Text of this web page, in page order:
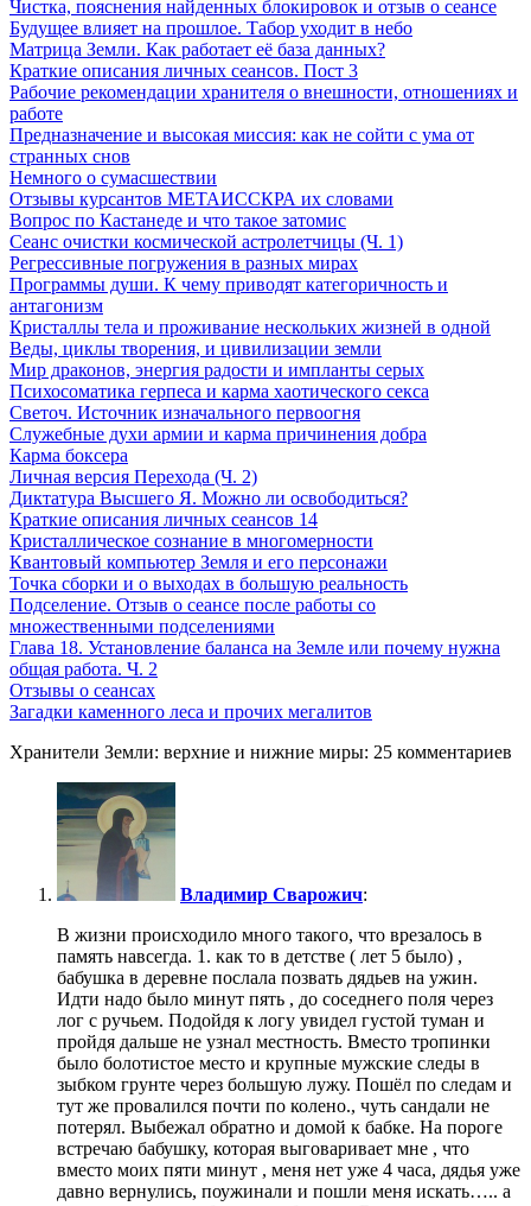
Чистка, пояснения найденных блокировок и отзыв о сеансе
Будущее влияет на прошлое. Табор уходит в небо
Матрица Земли. Как работает её база данных?
Краткие описания личных сеансов. Пост 3
Рабочие рекомендации хранителя о внешности, отношениях и
работе
Предназначение и высокая миссия: как не сойти с ума от
странных снов
Немного о сумасшествии
Отзывы курсантов МЕТАИССКРА их словами
Вопрос по Кастанеде и что такое затомис
Сеанс очистки космической астролетчицы (Ч. 1)
Регрессивные погружения в разных мирах
Программы души. К чему приводят категоричность и
антагонизм
Кристаллы тела и проживание нескольких жизней в одной
Веды, циклы творения, и цивилизации земли
Мир драконов, энергия радости и импланты серых
Психосоматика герпеса и карма хаотического секса
Светоч. Источник изначального первоогня
Служебные духи армии и карма причинения добра
Карма боксера
Личная версия Перехода (Ч. 2)
Диктатура Высшего Я. Можно ли освободиться?
Краткие описания личных сеансов 14
Кристаллическое сознание в многомерности
Квантовый компьютер Земля и его персонажи
Точка сборки и о выходах в большую реальность
Подселение. Отзыв о сеансе после работы со
множественными подселениями
Глава 18. Установление баланса на Земле или почему нужна
общая работа. Ч. 2
Отзывы о сеансах
Загадки каменного леса и прочих мегалитов
Хранители Земли: верхние и нижние миры: 25 комментариев
Владимир Сварожич:
В жизни происходило много такого, что врезалось в
память навсегда. 1. как то в детстве ( лет 5 было) ,
бабушка в деревне послала позвать дядьев на ужин.
Идти надо было минут пять , до соседнего поля через
лог с ручьем. Подойдя к логу увидел густой туман и
пройдя дальше не узнал местность. Вместо тропинки
было болотистое место и крупные мужские следы в
зыбком грунте через большую лужу. Пошёл по следам и
тут же провалился почти по колено., чуть сандали не
потерял. Выбежал обратно и домой к бабке. На пороге
встречаю бабушку, которая выговаривает мне , что
вместо моих пяти минут , меня нет уже 4 часа, дядья уже
давно вернулись, поужинали и пошли меня искать….. а